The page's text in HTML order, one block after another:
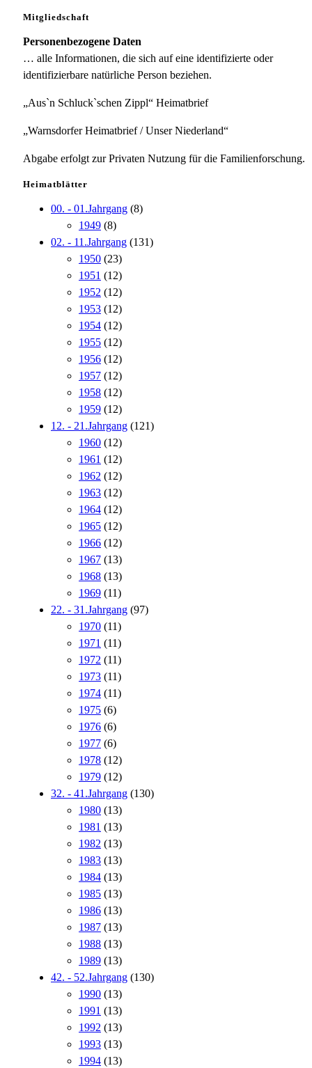
Mitgliedschaft
Personenbezogene Daten
… alle Informationen, die sich auf eine identifizierte oder
identifizierbare natürliche Person beziehen.
„Aus`n Schluck`schen Zippl“ Heimatbrief
„Warnsdorfer Heimatbrief / Unser Niederland“
Abgabe erfolgt zur Privaten Nutzung für die Familienforschung.
Heimatblätter
00. - 01.Jahrgang (8)
1949 (8)
02. - 11.Jahrgang (131)
1950 (23)
1951 (12)
1952 (12)
1953 (12)
1954 (12)
1955 (12)
1956 (12)
1957 (12)
1958 (12)
1959 (12)
12. - 21.Jahrgang (121)
1960 (12)
1961 (12)
1962 (12)
1963 (12)
1964 (12)
1965 (12)
1966 (12)
1967 (13)
1968 (13)
1969 (11)
22. - 31.Jahrgang (97)
1970 (11)
1971 (11)
1972 (11)
1973 (11)
1974 (11)
1975 (6)
1976 (6)
1977 (6)
1978 (12)
1979 (12)
32. - 41.Jahrgang (130)
1980 (13)
1981 (13)
1982 (13)
1983 (13)
1984 (13)
1985 (13)
1986 (13)
1987 (13)
1988 (13)
1989 (13)
42. - 52.Jahrgang (130)
1990 (13)
1991 (13)
1992 (13)
1993 (13)
1994 (13)